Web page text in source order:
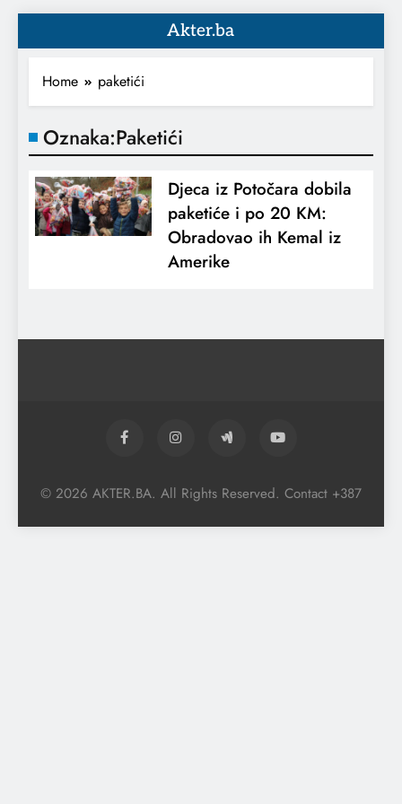
Akter.ba
Home paketići
Oznaka:Paketići
Djeca iz Potočara dobila
paketiće i po 20 KM:
Obradovao ih Kemal iz
Amerike
© 2026 AKTER.BA. All Rights Reserved. Contact +387